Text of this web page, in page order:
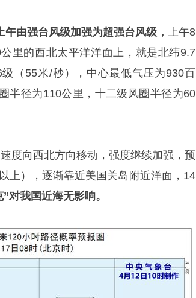
午由强台风级加强为超强台风级， 上午8
里的西北太平洋洋面上，就是北纬9.7
（55米/秒），中心最低气压为930百
半径为110公里，十二级风圈半径为60
度向西北方向移动，强度继续加强，预
上），逐渐靠近美国关岛附近洋面，14
对我国近海无影响。